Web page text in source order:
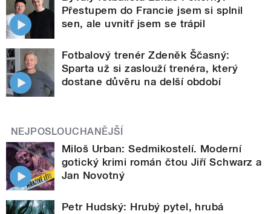
Přestupem do Francie jsem si splnil
sen, ale uvnitř jsem se trápil
Fotbalový trenér Zdeněk Ščasný:
Sparta už si zaslouží trenéra, který
dostane důvěru na delší období
NEJPOSLOUCHANĚJŠÍ
Miloš Urban: Sedmikostelí. Moderní
gotický krimi román čtou Jiří Schwarz a
Jan Novotný
Petr Hudský: Hrubý pytel, hrubá